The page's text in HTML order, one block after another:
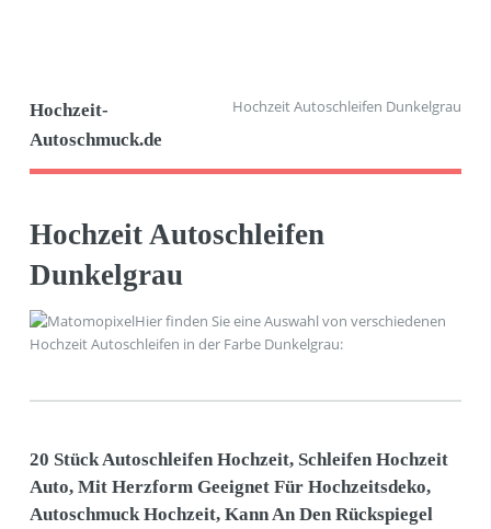
Hochzeit-
Autoschmuck.de
Hochzeit Autoschleifen Dunkelgrau
Hochzeit Autoschleifen
Dunkelgrau
Hier finden Sie eine Auswahl von verschiedenen
Hochzeit Autoschleifen in der Farbe Dunkelgrau:
20 Stück Autoschleifen Hochzeit, Schleifen Hochzeit
Auto, Mit Herzform Geeignet Für Hochzeitsdeko,
Autoschmuck Hochzeit, Kann An Den Rückspiegel